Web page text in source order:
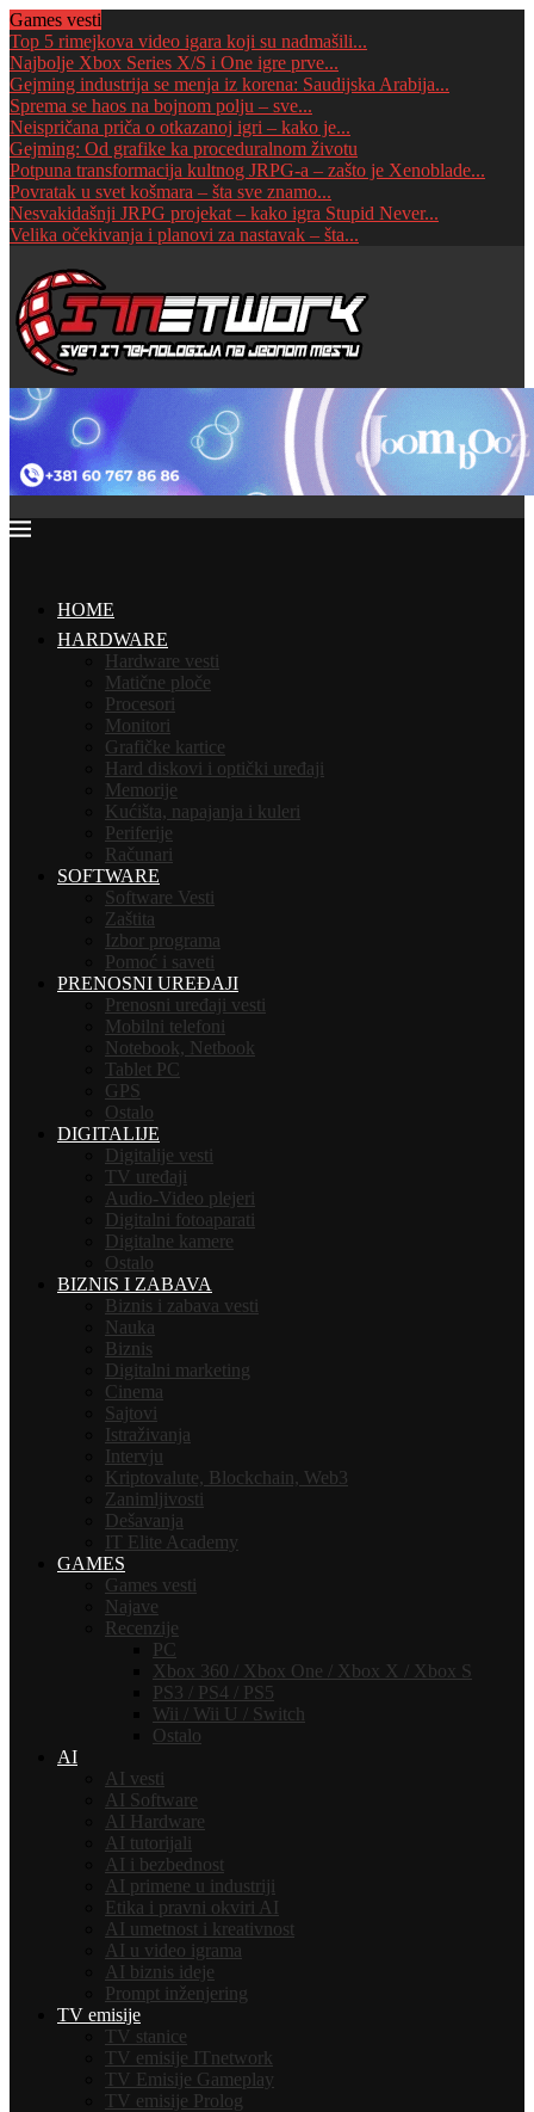
Games vesti
Top 5 rimejkova video igara koji su nadmašili...
Najbolje Xbox Series X/S i One igre prve...
Gejming industrija se menja iz korena: Saudijska Arabija...
Sprema se haos na bojnom polju – sve...
Neispričana priča o otkazanoj igri – kako je...
Gejming: Od grafike ka proceduralnom životu
Potpuna transformacija kultnog JRPG-a – zašto je Xenoblade...
Povratak u svet košmara – šta sve znamo...
Nesvakidašnji JRPG projekat – kako igra Stupid Never...
Velika očekivanja i planovi za nastavak – šta...
HOME
HARDWARE
Hardware vesti
Matične ploče
Procesori
Monitori
Grafičke kartice
Hard diskovi i optički uređaji
Memorije
Kućišta, napajanja i kuleri
Periferije
Računari
SOFTWARE
Software Vesti
Zaštita
Izbor programa
Pomoć i saveti
PRENOSNI UREĐAJI
Prenosni uređaji vesti
Mobilni telefoni
Notebook, Netbook
Tablet PC
GPS
Ostalo
DIGITALIJE
Digitalije vesti
TV uređaji
Audio-Video plejeri
Digitalni fotoaparati
Digitalne kamere
Ostalo
BIZNIS I ZABAVA
Biznis i zabava vesti
Nauka
Biznis
Digitalni marketing
Cinema
Sajtovi
Istraživanja
Intervju
Kriptovalute, Blockchain, Web3
Zanimljivosti
Dešavanja
IT Elite Academy
GAMES
Games vesti
Najave
Recenzije
PC
Xbox 360 / Xbox One / Xbox X / Xbox S
PS3 / PS4 / PS5
Wii / Wii U / Switch
Ostalo
AI
AI vesti
AI Software
AI Hardware
AI tutorijali
AI i bezbednost
AI primene u industriji
Etika i pravni okviri AI
AI umetnost i kreativnost
AI u video igrama
AI biznis ideje
Prompt inženjering
TV emisije
TV stanice
TV emisije ITnetwork
TV Emisije Gameplay
TV emisije Prolog